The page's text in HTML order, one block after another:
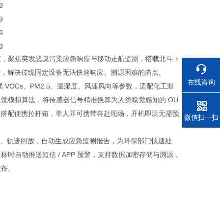
聚焦突发恶臭污染应急响应与移动走航监测，搭载北斗 +
决传统固定设备无法快速响应、溯源困难的痛点。
、PM2.5、温湿度、风速风向等参数，适配化工泄
模拟算法，将传感器信号精准换算为人类嗅觉感知的 OU
配便携拉杆箱，单人即可携带奔赴现场，开机即测无需预
轨迹回放，自动生成应急监测报告，为环保部门快速处
时自动推送短信 / APP 预警，支持数据加密存储与溯源，
。
在线咨询
电话
微信扫一扫